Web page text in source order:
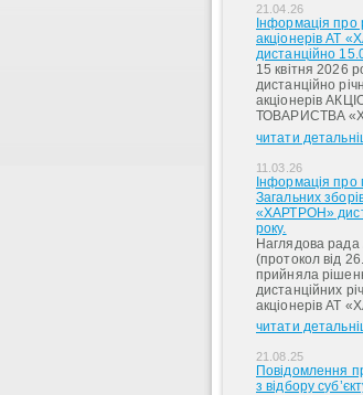
21.04.26
Інформація про
акціонерів АТ
дистанційно
15 квітня 2026
дистанційно
акціонерів
ТОВАРИСТВА
читати
11.03.26
Інформація про
Загальних
«ХАРТРОН»
року.
Наглядова
(протокол від
прийняла
дистанційних
акціонерів АТ
читати
21.08.25
Повідомлення
з відбору